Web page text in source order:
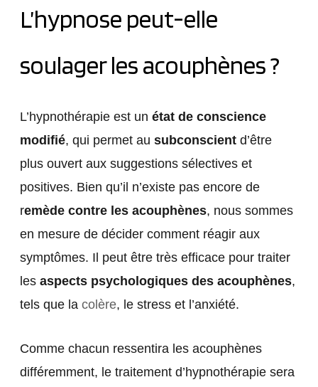
L’hypnose peut-elle
soulager les acouphènes ?
L’hypnothérapie est un état de conscience
modifié, qui permet au subconscientd’être
plus ouvert aux suggestions sélectives et
positives. Bien qu’il n’existe pas encore de
remède contre les acouphènes, nous sommes
en mesure de décider comment réagir aux
symptômes. Il peut être très efficace pour traiter
les aspects psychologiques des acouphènes,
tels que la colère, le stress et l’anxiété.
Comme chacun ressentira les acouphènes
différemment, le traitement d’hypnothérapie sera